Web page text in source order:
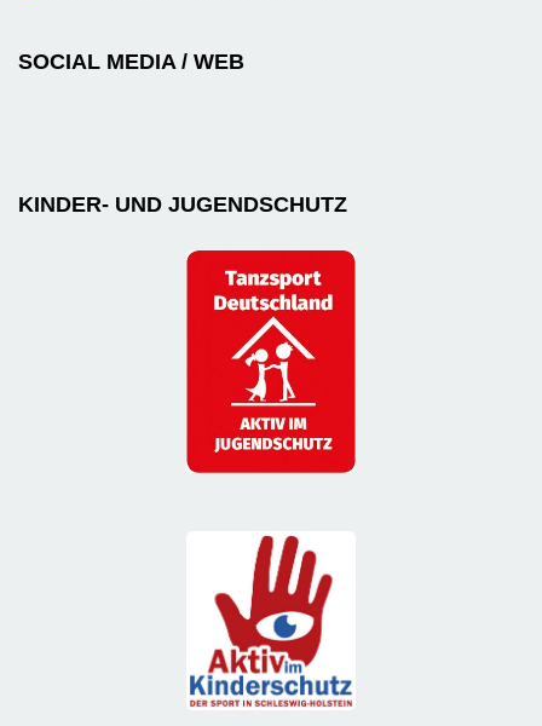
SOCIAL MEDIA / WEB
KINDER- UND JUGENDSCHUTZ